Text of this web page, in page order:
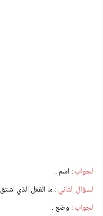
الجواب : اسم .
السؤال الثاني : ما الفعل الذي
الجواب : وضع .